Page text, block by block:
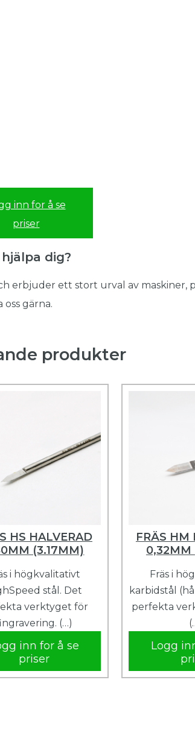
inn for å se
priser
dig?
erbjuder ett stort urval av maskiner,
oss gärna.
produkter
HS HALVERAD
(3.17MM)
i högkvalitativt
​​stål. Det
verktyget för
(…)
inn for å se
priser
FRÄS HM
0,32MM
Fräs i
karbidstål
perfekta
Logg